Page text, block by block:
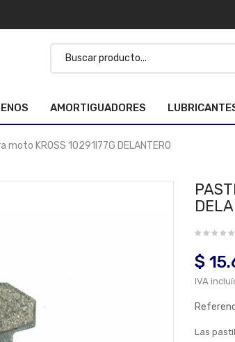
AMORTIGUADORES
KROSS 10291I77G DELANTERO
$
IVA
Las